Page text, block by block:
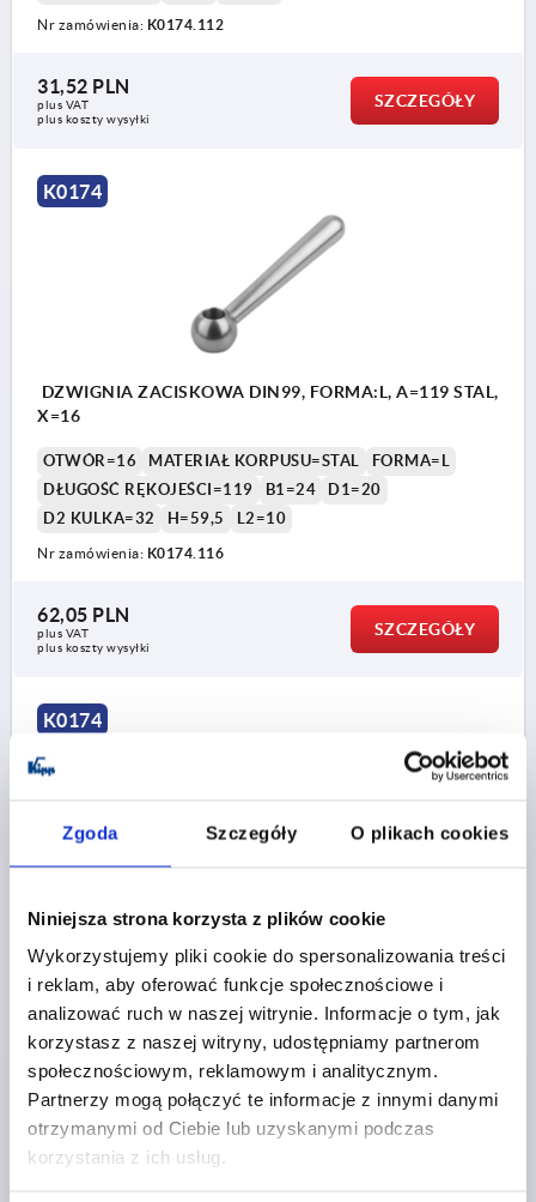
Zgoda Szczegóły O plikach cookies
Niniejsza strona korzysta z plików cookie
Wykorzystujemy pliki cookie do spersonalizowania treści
i reklam, aby oferować funkcje społecznościowe i
analizować ruch w naszej witrynie. Informacje o tym, jak
korzystasz z naszej witryny, udostępniamy partnerom
społecznościowym, reklamowym i analitycznym.
Partnerzy mogą połączyć te informacje z innymi danymi
otrzymanymi od Ciebie lub uzyskanymi podczas
korzystania z ich usług.
Nr zamówienia: K0174.112
31,52 PLN
plus VAT
plus koszty wysyłki
SZCZEGÓŁY
K0174
DZWIGNIA ZACISKOWA DIN99, FORMA:L, A=119 STAL,
X=16
OTWÓR=16 MATERIAŁ KORPUSU=STAL
FORMA=L
DŁUGOŚĆ RĘKOJEŚCI=119
B1=24
D1=20
D2 KULKA=32
H=59,5 L2=10
Nr zamówienia: K0174.116
62,05 PLN
plus VAT
plus koszty wysyłki
SZCZEGÓŁY
K0174
DZWIGNIA ZACISKOWA DIN99, FORMA:L, A=152 STAL,
OTWÓR=20 MATERIAŁ KORPUSU=STAL
FORMA=L
DŁUGOŚĆ RĘKOJEŚCI=152
B1=30
D1=25
D2 KULKA=40
H=75,5 L2=12,5
Nr zamówienia:K0174.120
107,27 PLN
plus VAT